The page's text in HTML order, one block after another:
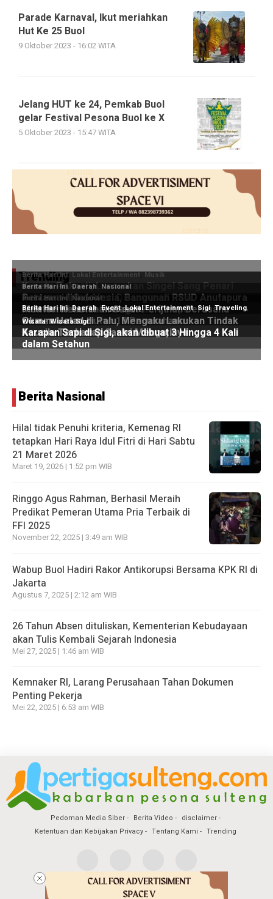
Parade Karnaval, Ikut meriahkan
Hut Ke 25 Buol
9 Oktober 2023 - 16:02 WITA
Jelang HUT ke 24, Pemkab Buol
gelar Festival Pesona Buol ke X
5 Oktober 2023 - 15:47 WITA
Trending
Berita Nasional
Hilal tidak Penuhi kriteria, Kemenag RI
tetapkan Hari Raya Idul Fitri di Hari Sabtu
21 Maret 2026
Maret 19, 2026 | 1:52 pm WIB
Ringgo Agus Rahman, Berhasil Meraih
Predikat Pemeran Utama Pria Terbaik di
FFI 2025
November 22, 2025 | 3:49 am WIB
Wabup Buol Hadiri Rakor Antikorupsi Bersama KPK RI di
Jakarta
Agustus 7, 2025 | 2:12 am WIB
26 Tahun Absen dituliskan, Kementerian Kebudayaan
akan Tulis Kembali Sejarah Indonesia
Mei 27, 2025 | 1:46 am WIB
Kemnaker RI, Larang Perusahaan Tahan Dokumen
Penting Pekerja
Mei 22, 2025 | 6:53 am WIB
Pedoman Media Siber Berita Video
disclaimer
Ketentuan dan Kebijakan Privacy
Tentang Kami Trending
Copyright @2026 Pertiga Sulteng